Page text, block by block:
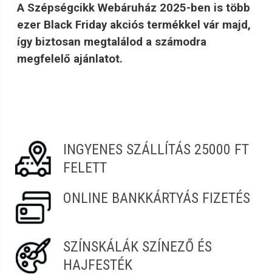
A Szépségcikk Webáruház 2025-ben is több
ezer Black Friday akciós termékkel vár majd,
így biztosan megtalálod a számodra
megfelelő ajánlatot.
INGYENES SZÁLLÍTÁS 25000 FT
FELETT
ONLINE BANKKÁRTYÁS FIZETÉS
SZÍNSKÁLÁK SZÍNEZŐ ÉS
HAJFESTÉK